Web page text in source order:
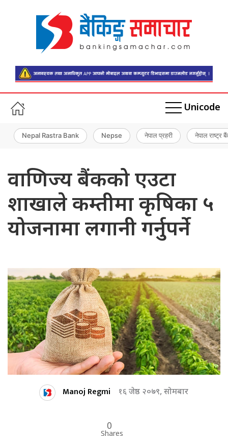
Unicode
Nepal Rastra Bank Nepse नेपाल प्रहरी नेपाल राष्ट्र
वाणिज्य बैंकको एउटा
शाखाले कम्तीमा कृषिका ५
योजनामा लगानी गर्नुपर्ने
Manoj Regmi १६ जेष्ठ २०७९, सोमबार
0
Shares